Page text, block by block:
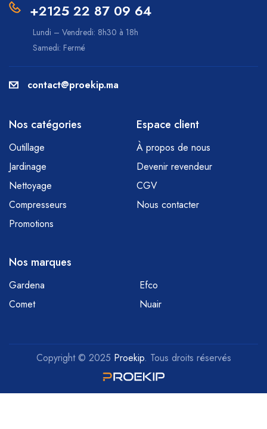
+2125 22 87 09 64
Lundi – Vendredi: 8h30 à 18h
Samedi: Fermé
contact@proekip.ma
Nos catégories
Outillage
Jardinage
Nettoyage
Compresseurs
Promotions
Espace client
À propos de nous
Devenir revendeur
CGV
Nous contacter
Nos marques
Gardena
Efco
Comet
Nuair
Copyright © 2025 Proekip. Tous droits réservés